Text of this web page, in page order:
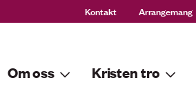
Kontakt Arrangemang
Om oss Kristen tro